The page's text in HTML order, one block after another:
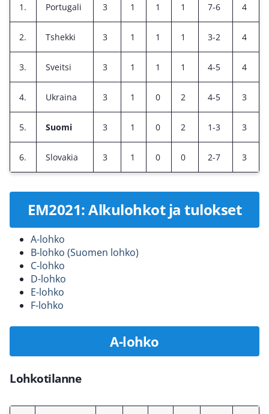
1. Portugali 3 1 1 1 7-6 4
2. Tshekki 3 1 1 1 3-2 4
3. Sveitsi 3 1 1 1 4-5 4
4. Ukraina 3 1 0 2 4-5 3
5. Suomi 3 1 0 2 1-3 3
6. Slovakia 3 1 0 0 2-7 3
EM2021: Alkulohkot ja tulokset
A-lohko
B-lohko (Suomen lohko)
C-lohko
D-lohko
E-lohko
F-lohko
A-lohko
Lohkotilanne